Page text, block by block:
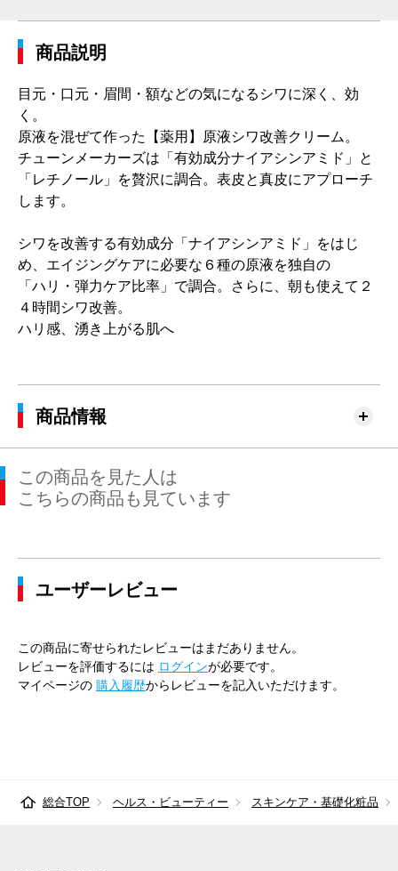
商品説明
目元・口元・眉間・額などの気になるシワに深く、効
く。
原液を混ぜて作った【薬用】原液シワ改善クリーム。
チューンメーカーズは「有効成分ナイアシンアミド」と
「レチノール」を贅沢に調合。表皮と真皮にアプローチ
します。
シワを改善する有効成分「ナイアシンアミド」をはじ
め、エイジングケアに必要な６種の原液を独自の
「ハリ・弾力ケア比率」で調合。さらに、朝も使えて２
４時間シワ改善。
ハリ感、湧き上がる肌へ
商品情報
この商品を見た人は
こちらの商品も見ています
ユーザーレビュー
この商品に寄せられたレビューはまだありません。
レビューを評価するには ログインが必要です。
マイページの 購入履歴からレビューを記入いただけます。
総合TOP ヘルス・ビューティー スキンケア・基礎化粧品